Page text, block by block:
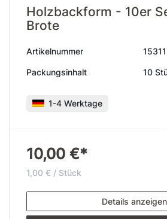
Holzbackform - 10er
Brote
Artikelnummer 15311
Packungsinhalt 10
1-4 Werktage
10,00 €*
1,00 € / Stück
Details anzeigen